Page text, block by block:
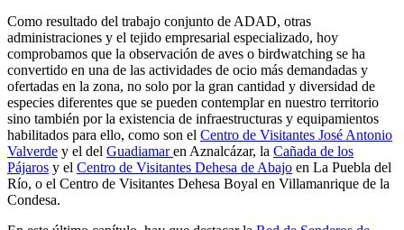
Como resultado del trabajo conjunto de ADAD, otras
administraciones y el tejido empresarial especializado, hoy
comprobamos que la observación de aves o birdwatching se ha
convertido en una de las actividades de ocio más demandadas y
ofertadas en la zona, no solo por la gran cantidad y diversidad de
especies diferentes que se pueden contemplar en nuestro territorio
sino también por la existencia de infraestructuras y equipamientos
habilitados para ello, como son el Centro de Visitantes José Antonio
Valverde y el del Guadiamaren Aznalcázar, la Cañada de los
Pájaros y el Centro de Visitantes Dehesa de Abajo en La Puebla del
Río, o el Centro de Visitantes Dehesa Boyal en Villamanrique de la
Condesa.